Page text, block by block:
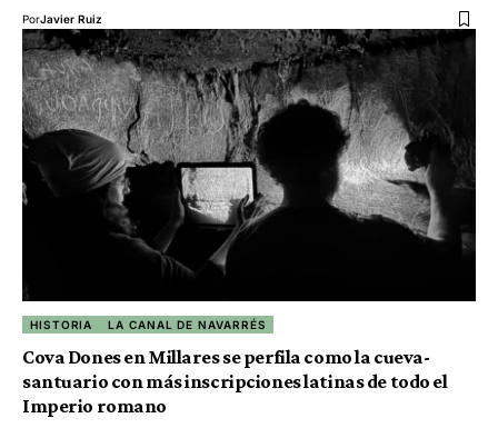
PorJavier Ruiz
HISTORIA LA CANAL DE NAVARRÉS
Cova Dones en Millares se perfila como la cueva-
santuario con más inscripciones latinas de todo el
Imperio romano